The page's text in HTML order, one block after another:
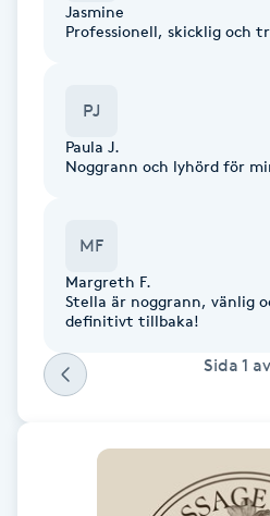
Enzympeeling
Eyeliner-tatuering
Face framing
Jasmine
Professionell, skicklig och
PJ
Paula J.
Noggrann och lyhörd för
MF
Margreth F.
Stella är noggrann, vänlig
definitivt tillbaka!
Sida 1 av